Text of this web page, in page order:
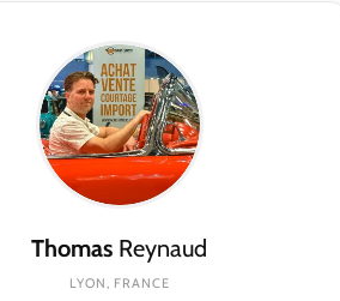
Thomas Reynaud
LYON, FRANCE